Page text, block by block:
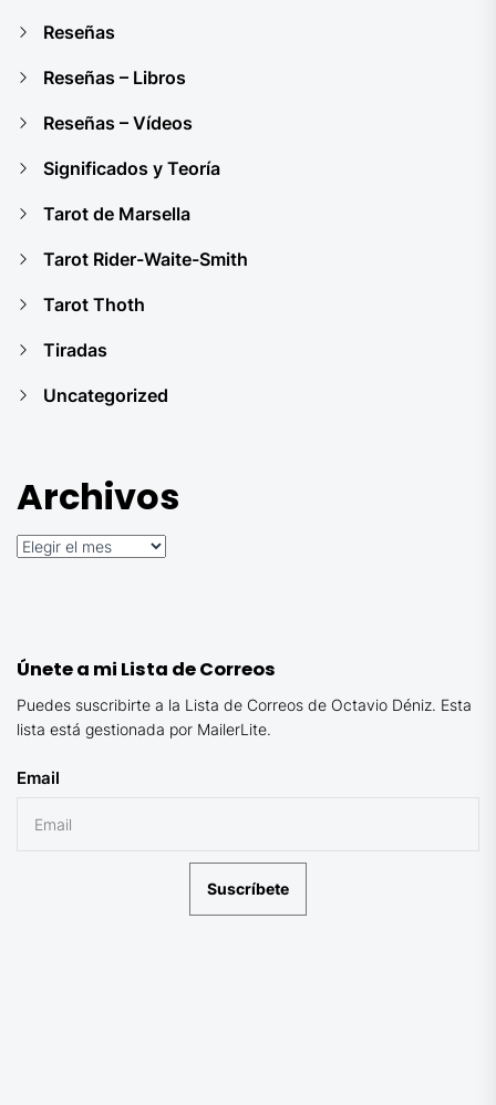
Reseñas
Reseñas – Libros
Reseñas – Vídeos
Significados y Teoría
Tarot de Marsella
Tarot Rider-Waite-Smith
Tarot Thoth
Tiradas
Uncategorized
Archivos
Archivos
Únete a mi Lista de Correos
Puedes suscribirte a la Lista de Correos de Octavio Déniz. Esta
lista está gestionada por MailerLite.
Email
Suscríbete